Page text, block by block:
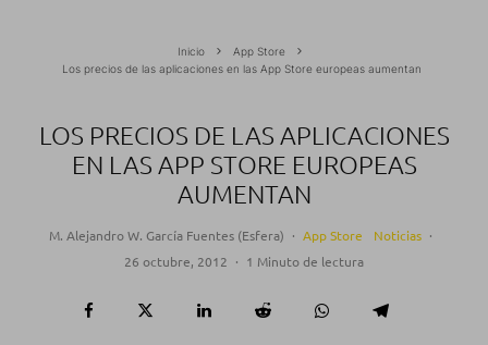
Inicio
App Store
Los precios de las aplicaciones en las App Store europeas aumentan
LOS PRECIOS DE LAS APLICACIONES
EN LAS APP STORE EUROPEAS
AUMENTAN
M. Alejandro W. García Fuentes (Esfera) · App Store Noticias ·
26 octubre, 2012 · 1 Minuto de lectura